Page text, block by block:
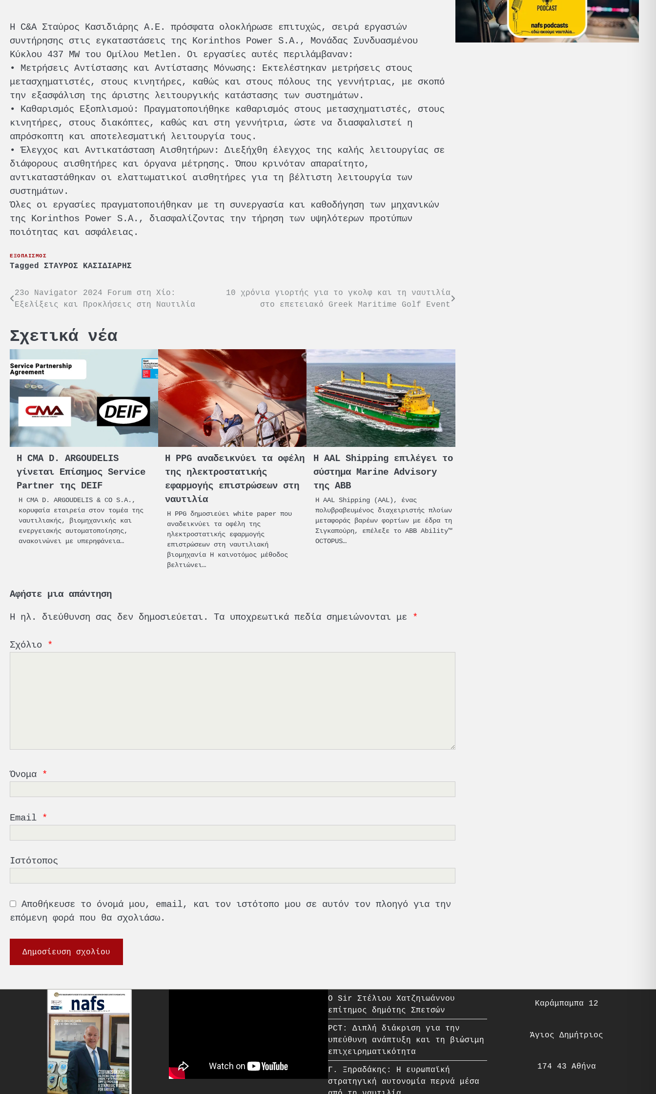
Η C&A Σταύρος Κασιδιάρης Α.Ε. πρόσφατα ολοκλήρωσε επιτυχώς, σειρά εργασιών
συντήρησης στις εγκαταστάσεις της Korinthos Power S.A., Μονάδας Συνδυασμένου
Κύκλου 437 MW του Ομίλου Metlen. Οι εργασίες αυτές περιλάμβαναν:
• Μετρήσεις Αντίστασης και Αντίστασης Μόνωσης: Εκτελέστηκαν μετρήσεις στους
μετασχηματιστές, στους κινητήρες, καθώς και στους πόλους της γεννήτριας, με σκοπό
την εξασφάλιση της άριστης λειτουργικής κατάστασης των συστημάτων.
• Καθαρισμός Εξοπλισμού: Πραγματοποιήθηκε καθαρισμός στους μετασχηματιστές, στους
κινητήρες, στους διακόπτες, καθώς και στη γεννήτρια, ώστε να διασφαλιστεί η
απρόσκοπτη και αποτελεσματική λειτουργία τους.
• Έλεγχος και Αντικατάσταση Αισθητήρων: Διεξήχθη έλεγχος της καλής λειτουργίας σε
διάφορους αισθητήρες και όργανα μέτρησης. Όπου κρινόταν απαραίτητο,
αντικαταστάθηκαν οι ελαττωματικοί αισθητήρες για τη βέλτιστη λειτουργία των
συστημάτων.
Όλες οι εργασίες πραγματοποιήθηκαν με τη συνεργασία και καθοδήγηση των μηχανικών
της Korinthos Power S.A., διασφαλίζοντας την τήρηση των υψηλότερων προτύπων
ποιότητας και ασφάλειας.
ΕΞΟΠΛΙΣΜΟΣ
Tagged ΣΤΑΥΡΟΣ ΚΑΣΙΔΙΑΡΗΣ
Πλοήγηση
άρθρων
23ο Navigator 2024 Forum στη Χίο:
Εξελίξεις και Προκλήσεις στη Ναυτιλία
10 χρόνια γιορτής για το γκολφ και τη ναυτιλία
στο επετειακό Greek Maritime Golf Event
Σχετικά νέα
Η CMA D. ARGOUDELIS
γίνεται Επίσημος Service
Partner της DEIF
Η CMA D. ARGOUDELIS & CO S.A.,
κορυφαία εταιρεία στον τομέα της
ναυτιλιακής, βιομηχανικής και
ενεργειακής αυτοματοποίησης,
ανακοινώνει με υπερηφάνεια…
Η PPG αναδεικνύει τα οφέλη
της ηλεκτροστατικής
εφαρμογής επιστρώσεων στη
ναυτιλία
Η PPG δημοσιεύει white paper που
αναδεικνύει τα οφέλη της
ηλεκτροστατικής εφαρμογής
επιστρώσεων στη ναυτιλιακή
βιομηχανία Η καινοτόμος μέθοδος
βελτιώνει…
Η AAL Shipping επιλέγει το
σύστημα Marine Advisory
της ABB
Η AAL Shipping (AAL), ένας
πολυβραβευμένος διαχειριστής πλοίων
μεταφοράς βαρέων φορτίων με έδρα τη
Σιγκαπούρη, επέλεξε το ABB Ability™
OCTOPUS…
Αφήστε μια απάντηση
Η ηλ. διεύθυνση σας δεν δημοσιεύεται. Τα υποχρεωτικά πεδία σημειώνονται με *
Σχόλιο *
Όνομα *
Email *
Ιστότοπος
Αποθήκευσε το όνομά μου, email, και τον ιστότοπο μου σε αυτόν τον πλοηγό για την
επόμενη φορά που θα σχολιάσω.
O Sir Στέλιου Χατζηιωάννου
επίτημος δημότης Σπετσών
PCT: Διπλή διάκριση για την
υπεύθυνη ανάπτυξη και τη βιώσιμη
επιχειρηματικότητα
Γ. Ξηραδάκης: Η ευρωπαϊκή
στρατηγική αυτονομία περνά μέσα
Καράμπαμπα 12
Άγιος Δημήτριος
174 43 Αθήνα